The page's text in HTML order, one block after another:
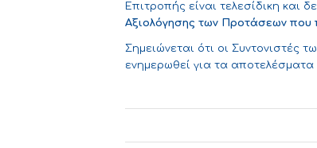
Επιτροπής είναι τελεσίδικη και
Αξιολόγησης των Προτάσεων που
Σημειώνεται ότι οι Συντονιστές
ενημερωθεί για τα